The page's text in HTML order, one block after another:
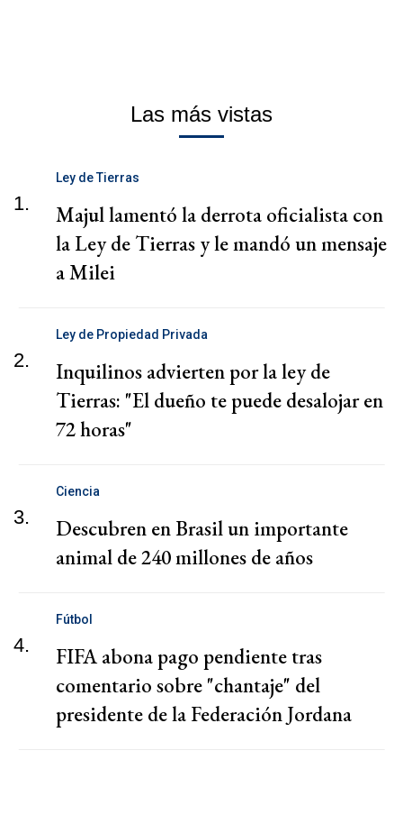
Las más vistas
1.
Ley de Tierras
Majul lamentó la derrota oficialista con
la Ley de Tierras y le mandó un mensaje
a Milei
2.
Ley de Propiedad Privada
Inquilinos advierten por la ley de
Tierras: "El dueño te puede desalojar en
72 horas"
3.
Ciencia
Descubren en Brasil un importante
animal de 240 millones de años
4.
Fútbol
FIFA abona pago pendiente tras
comentario sobre "chantaje" del
presidente de la Federación Jordana